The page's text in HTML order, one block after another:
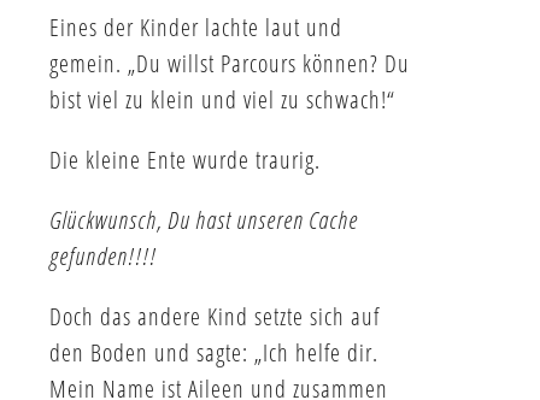
Eines der Kinder lachte laut und
gemein. „Du willst Parcours können? Du
bist viel zu klein und viel zu schwach!“
Die kleine Ente wurde traurig.
Glückwunsch, Du hast unseren Cache
gefunden!!!!
Doch das andere Kind setzte sich auf
den Boden und sagte: „Ich helfe dir.
Mein Name ist Aileen und zusammen